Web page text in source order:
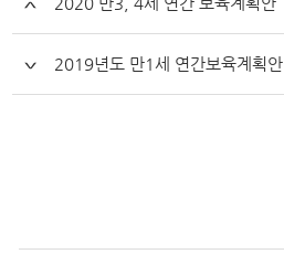
2019년도 만1세 연간보육계획안